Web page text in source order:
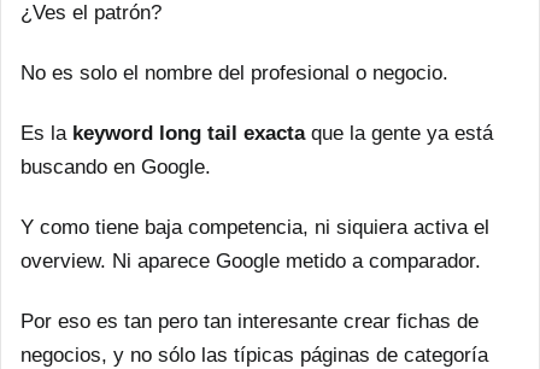
¿Ves el patrón?
No es solo el nombre del profesional o negocio.
Es la keyword long tail exactaque la gente ya está
buscando en Google.
Y como tiene baja competencia, ni siquiera activa el
overview. Ni aparece Google metido a comparador.
Por eso es tan pero tan interesante crear fichas de
negocios, y no sólo las típicas páginas de categoría